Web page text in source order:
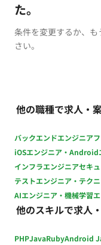
た。
条件を変更するか、
さい。
他の職種で求人・
バックエンドエンジニア
iOSエンジニア・Android
インフラエンジニアセキ
テストエンジニア・テク
AIエンジニア・機械学習
他のスキルで求人
PHPJavaRubyAndroid